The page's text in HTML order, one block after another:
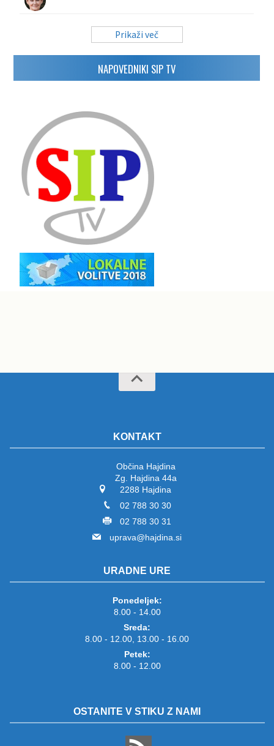
Prikaži več
NAPOVEDNIKI SIP TV
KONTAKT
Občina Hajdina
Zg. Hajdina 44a
2288 Hajdina
02 788 30 30
02 788 30 31
uprava@hajdina.si
URADNE URE
Ponedeljek:
8.00 - 14.00
Sreda:
8.00 - 12.00, 13.00 - 16.00
Petek:
8.00 - 12.00
OSTANITE V STIKU Z NAMI